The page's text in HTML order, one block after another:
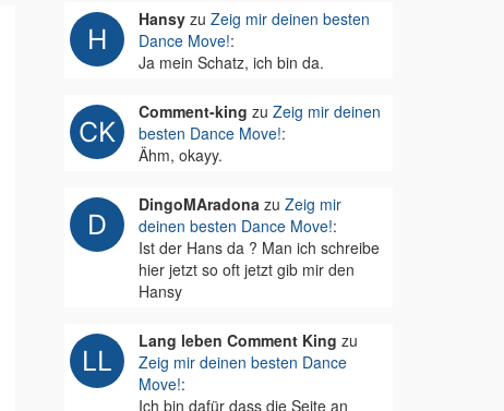
Hansyzu Zeig mir deinen besten
Dance Move!:
Ja mein Schatz, ich bin da.
Comment-king zu Zeig mir deinen
besten Dance Move!:
Ähm, okayy.
DingoMAradonazu Zeig mir
deinen besten Dance Move!:
Ist der Hans da ? Man ich schreibe
hier jetzt so oft jetzt gib mir den
Hansy
Lang leben Comment King zu
Zeig mir deinen besten Dance
Move!:
Ich bin dafür dass die Seite an